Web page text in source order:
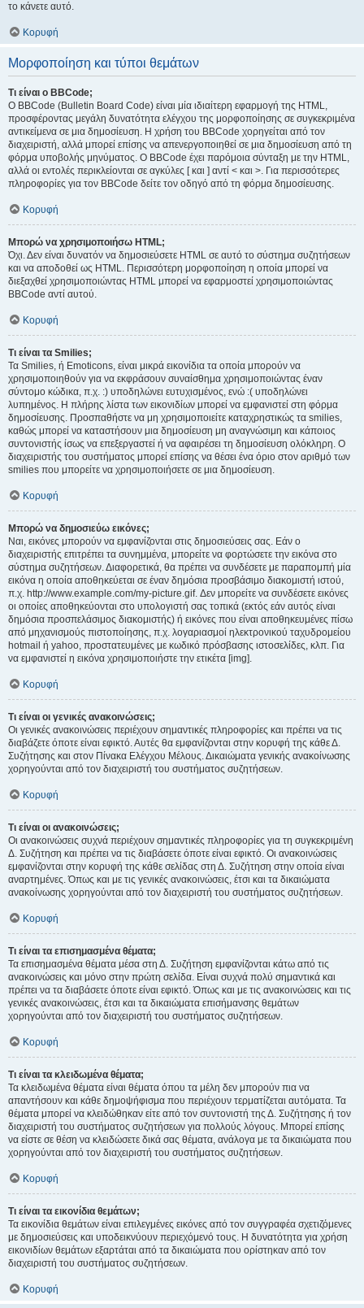
το κάνετε αυτό.
Κορυφή
Μορφοποίηση και τύποι θεμάτων
Τι είναι ο BBCode;
Ο BBCode (Bulletin Board Code) είναι μία ιδιαίτερη εφαρμογή της HTML,
προσφέροντας μεγάλη δυνατότητα ελέγχου της μορφοποίησης σε συγκεκριμένα
αντικείμενα σε μια δημοσίευση. Η χρήση του BBCode χορηγείται από τον
διαχειριστή, αλλά μπορεί επίσης να απενεργοποιηθεί σε μια δημοσίευση από τη
φόρμα υποβολής μηνύματος. Ο BBCode έχει παρόμοια σύνταξη με την HTML,
αλλά οι εντολές περικλείονται σε αγκύλες [ και ] αντί < και >. Για περισσότερες
πληροφορίες για τον BBCode δείτε τον οδηγό από τη φόρμα δημοσίευσης.
Κορυφή
Μπορώ να χρησιμοποιήσω HTML;
Όχι. Δεν είναι δυνατόν να δημοσιεύσετε HTML σε αυτό το σύστημα συζητήσεων
και να αποδοθεί ως HTML. Περισσότερη μορφοποίηση η οποία μπορεί να
διεξαχθεί χρησιμοποιώντας HTML μπορεί να εφαρμοστεί χρησιμοποιώντας
BBCode αντί αυτού.
Κορυφή
Τι είναι τα Smilies;
Τα Smilies, ή Emoticons, είναι μικρά εικονίδια τα οποία μπορούν να
χρησιμοποιηθούν για να εκφράσουν συναίσθημα χρησιμοποιώντας έναν
σύντομο κώδικα, π.χ. :) υποδηλώνει ευτυχισμένος, ενώ :( υποδηλώνει
λυπημένος. Η πλήρης λίστα των εικονιδίων μπορεί να εμφανιστεί στη φόρμα
δημοσίευσης. Προσπαθήστε να μη χρησιμοποιείτε καταχρηστικώς τα smilies,
καθώς μπορεί να καταστήσουν μια δημοσίευση μη αναγνώσιμη και κάποιος
συντονιστής ίσως να επεξεργαστεί ή να αφαιρέσει τη δημοσίευση ολόκληρη. Ο
διαχειριστής του συστήματος μπορεί επίσης να θέσει ένα όριο στον αριθμό των
smilies που μπορείτε να χρησιμοποιήσετε σε μια δημοσίευση.
Κορυφή
Μπορώ να δημοσιεύω εικόνες;
Ναι, εικόνες μπορούν να εμφανίζονται στις δημοσιεύσεις σας. Εάν ο
διαχειριστής επιτρέπει τα συνημμένα, μπορείτε να φορτώσετε την εικόνα στο
σύστημα συζητήσεων. Διαφορετικά, θα πρέπει να συνδέσετε με παραπομπή μία
εικόνα η οποία αποθηκεύεται σε έναν δημόσια προσβάσιμο διακομιστή ιστού,
π.χ. http://www.example.com/my-picture.gif. Δεν μπορείτε να συνδέσετε εικόνες
οι οποίες αποθηκεύονται στο υπολογιστή σας τοπικά (εκτός εάν αυτός είναι
δημόσια προσπελάσιμος διακομιστής) ή εικόνες που είναι αποθηκευμένες πίσω
από μηχανισμούς πιστοποίησης, π.χ. λογαριασμοί ηλεκτρονικού ταχυδρομείου
hotmail ή yahoo, προστατευμένες με κωδικό πρόσβασης ιστοσελίδες, κλπ. Για
να εμφανιστεί η εικόνα χρησιμοποιήστε την ετικέτα [img].
Κορυφή
Τι είναι οι γενικές ανακοινώσεις;
Οι γενικές ανακοινώσεις περιέχουν σημαντικές πληροφορίες και πρέπει να τις
διαβάζετε όποτε είναι εφικτό. Αυτές θα εμφανίζονται στην κορυφή της κάθε Δ.
Συζήτησης και στον Πίνακα Ελέγχου Μέλους. Δικαιώματα γενικής ανακοίνωσης
χορηγούνται από τον διαχειριστή του συστήματος συζητήσεων.
Κορυφή
Τι είναι οι ανακοινώσεις;
Οι ανακοινώσεις συχνά περιέχουν σημαντικές πληροφορίες για τη συγκεκριμένη
Δ. Συζήτηση και πρέπει να τις διαβάσετε όποτε είναι εφικτό. Οι ανακοινώσεις
εμφανίζονται στην κορυφή της κάθε σελίδας στη Δ. Συζήτηση στην οποία είναι
αναρτημένες. Όπως και με τις γενικές ανακοινώσεις, έτσι και τα δικαιώματα
ανακοίνωσης χορηγούνται από τον διαχειριστή του συστήματος συζητήσεων.
Κορυφή
Τι είναι τα επισημασμένα θέματα;
Τα επισημασμένα θέματα μέσα στη Δ. Συζήτηση εμφανίζονται κάτω από τις
ανακοινώσεις και μόνο στην πρώτη σελίδα. Είναι συχνά πολύ σημαντικά και
πρέπει να τα διαβάσετε όποτε είναι εφικτό. Όπως και με τις ανακοινώσεις και τις
γενικές ανακοινώσεις, έτσι και τα δικαιώματα επισήμανσης θεμάτων
χορηγούνται από τον διαχειριστή του συστήματος συζητήσεων.
Κορυφή
Τι είναι τα κλειδωμένα θέματα;
Τα κλειδωμένα θέματα είναι θέματα όπου τα μέλη δεν μπορούν πια να
απαντήσουν και κάθε δημοψήφισμα που περιέχουν τερματίζεται αυτόματα. Τα
θέματα μπορεί να κλειδώθηκαν είτε από τον συντονιστή της Δ. Συζήτησης ή τον
διαχειριστή του συστήματος συζητήσεων για πολλούς λόγους. Μπορεί επίσης
να είστε σε θέση να κλειδώσετε δικά σας θέματα, ανάλογα με τα δικαιώματα που
χορηγούνται από τον διαχειριστή του συστήματος συζητήσεων.
Κορυφή
Τι είναι τα εικονίδια θεμάτων;
Τα εικονίδια θεμάτων είναι επιλεγμένες εικόνες από τον συγγραφέα σχετιζόμενες
με δημοσιεύσεις και υποδεικνύουν περιεχόμενό τους. Η δυνατότητα για χρήση
εικονιδίων θεμάτων εξαρτάται από τα δικαιώματα που ορίστηκαν από τον
διαχειριστή του συστήματος συζητήσεων.
Κορυφή